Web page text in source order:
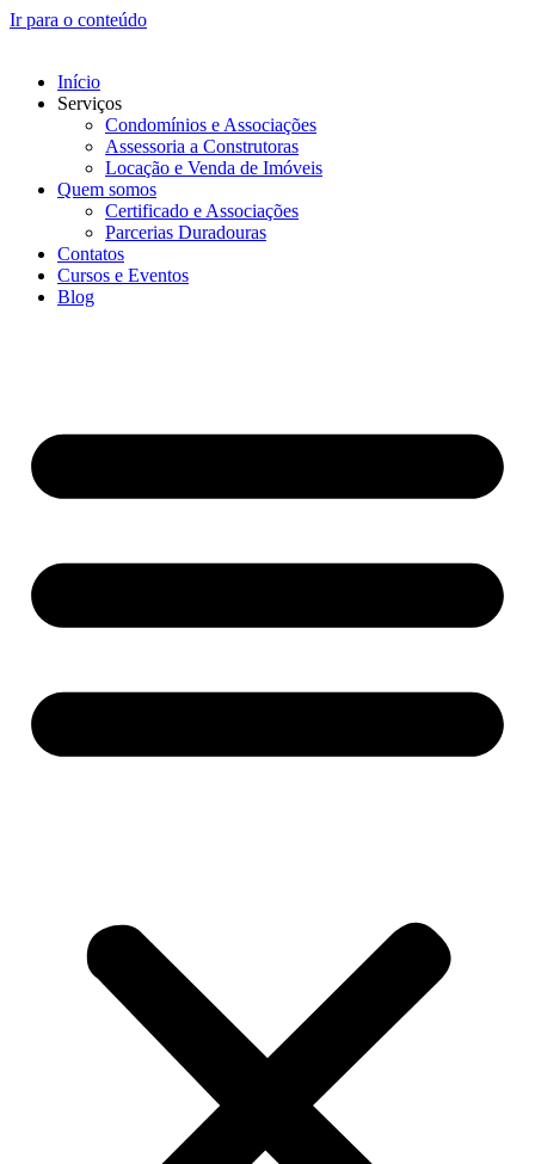
Ir para o conteúdo
Início
Serviços
Condomínios e Associações
Assessoria a Construtoras
Locação e Venda de Imóveis
Quem somos
Certificado e Associações
Parcerias Duradouras
Contatos
Cursos e Eventos
Blog